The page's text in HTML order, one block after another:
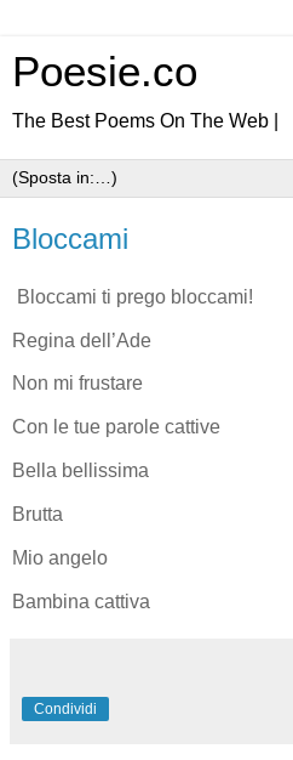
Poesie.co
The Best Poems On The Web |
Bloccami
Bloccami ti prego bloccami!
Regina dell’Ade
Non mi frustare
Con le tue parole cattive
Bella bellissima
Brutta
Mio angelo
Bambina cattiva
Condividi